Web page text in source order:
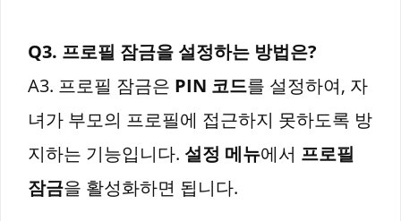
Q3. 프로필 잠금을 설정하는 방법은?
A3. 프로필 잠금은 PIN 코드를 설정하여, 자
녀가 부모의 프로필에 접근하지 못하도록 방
지하는 기능입니다. 설정 메뉴에서 프로필
잠금을 활성화하면 됩니다.